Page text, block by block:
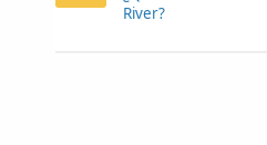
River?